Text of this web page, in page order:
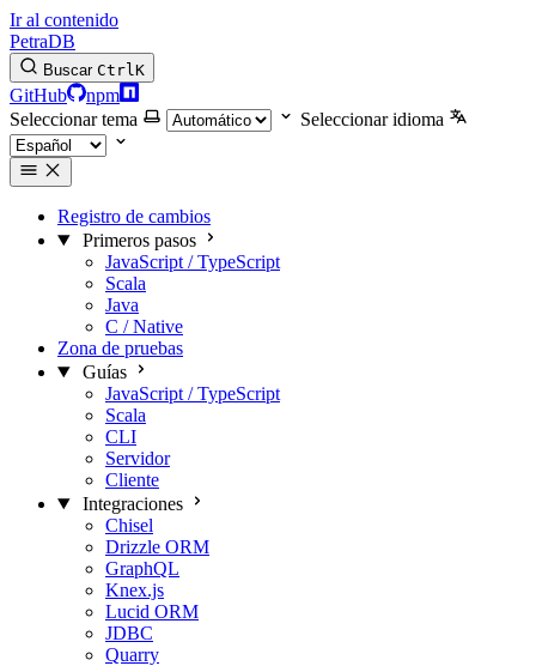
Ir al contenido
PetraDB
Buscar CtrlK
GitHub
npm
Seleccionar tema
Seleccionar idioma
Registro de cambios
Primeros pasos
JavaScript / TypeScript
Scala
Java
C / Native
Zona de pruebas
Guías
JavaScript / TypeScript
Scala
CLI
Servidor
Cliente
Integraciones
Chisel
Drizzle ORM
GraphQL
Knex.js
Lucid ORM
JDBC
Quarry